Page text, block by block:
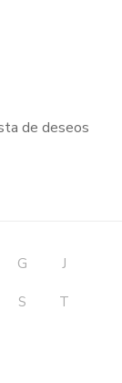
de deseos
G J
S T